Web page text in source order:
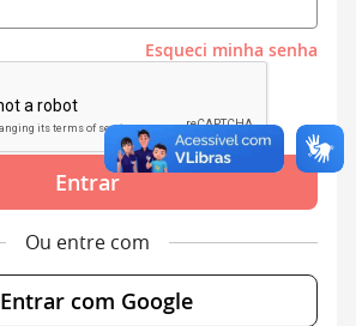
Esqueci minha senha
Entrar
Ou entre com
Entrar com Google